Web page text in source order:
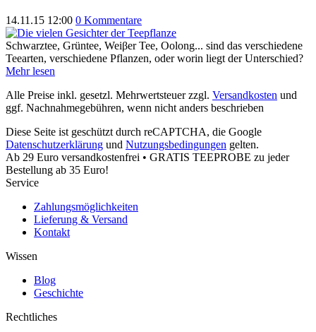
14.11.15 12:00 0 Kommentare
Schwarztee, Grüntee, Weiβer Tee, Oolong... sind das verschiedene
Teearten, verschiedene Pflanzen, oder worin liegt der Unterschied?
Mehr lesen
Alle Preise inkl. gesetzl. Mehrwertsteuer zzgl. Versandkosten und
ggf. Nachnahmegebühren, wenn nicht anders beschrieben
Diese Seite ist geschützt durch reCAPTCHA, die Google
Datenschutzerklärung und Nutzungsbedingungen gelten.
Ab 29 Euro versandkostenfrei • GRATIS TEEPROBE zu jeder
Bestellung ab 35 Euro!
Service
Zahlungsmöglichkeiten
Lieferung & Versand
Kontakt
Wissen
Blog
Geschichte
Rechtliches